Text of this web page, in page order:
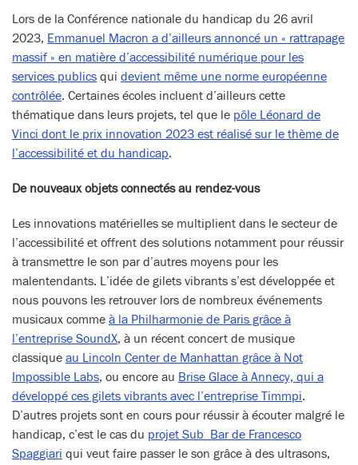
Lors de la Conférence nationale du handicap du 26 avril
2023, Emmanuel Macron a d’ailleurs annoncé un « rattrapage
massif » en matière d’accessibilité numérique pour les
services publics qui devient même une norme européenne
contrôlée. Certaines écoles incluent d’ailleurs cette
thématique dans leurs projets, tel que le pôle Léonard de
Vinci dont le prix innovation 2023 est réalisé sur le thème de
l’accessibilité et du handicap.
De nouveaux objets connectés au rendez-vous
Les innovations matérielles se multiplient dans le secteur de
l’accessibilité et offrent des solutions notamment pour réussir
à transmettre le son par d’autres moyens pour les
malentendants. L’idée de gilets vibrants s’est développée et
nous pouvons les retrouver lors de nombreux événements
musicaux comme à la Philharmonie de Paris grâce à
l’entreprise SoundX, à un récent concert de musique
classique au Lincoln Center de Manhattan grâce à Not
Impossible Labs, ou encore au Brise Glace à Annecy, qui a
développé ces gilets vibrants avec l’entreprise Timmpi.
D’autres projets sont en cours pour réussir à écouter malgré le
handicap, c’est le cas du projet Sub_Bar de Francesco
Spaggiari qui veut faire passer le son grâce à des ultrasons,